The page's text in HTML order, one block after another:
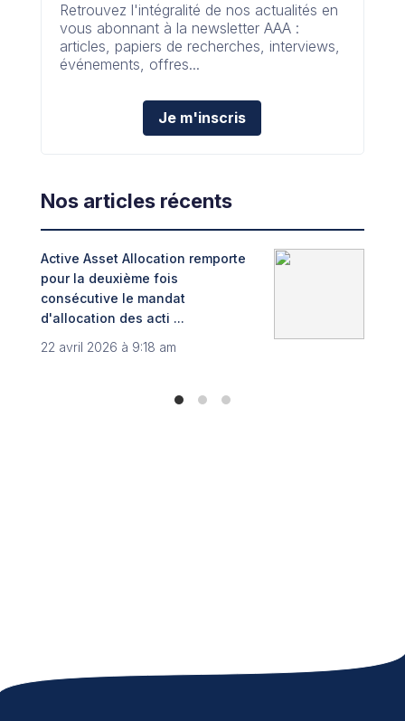
Retrouvez l'intégralité de nos actualités en
vous abonnant à la newsletter AAA :
articles, papiers de recherches, interviews,
événements, offres...
Je m'inscris
Nos articles récents
Active Asset Allocation remporte
pour la deuxième fois
consécutive le mandat
d'allocation des acti ...
22 avril 2026 à 9:18 am